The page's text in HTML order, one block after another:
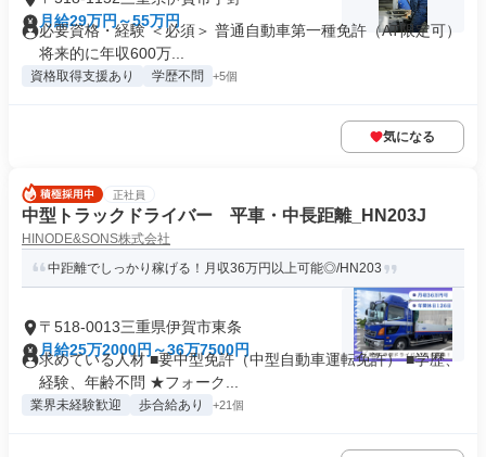
月給29万円～55万円
必要資格・経験 ＜必須＞ 普通自動車第一種免許（AT限定可）
将来的に年収600万...
資格取得支援あり 学歴不問 +5個
気になる
正社員
中型トラックドライバー 平車・中長距離_HN203J
HINODE&SONS株式会社
中距離でしっかり稼げる！月収36万円以上可能◎/HN203
〒518-0013三重県伊賀市東条
月給25万2000円～36万7500円
求めている人材 ■要中型免許（中型自動車運転免許） ■学歴、
経験、年齢不問 ★フォーク...
業界未経験歓迎 歩合給あり +21個